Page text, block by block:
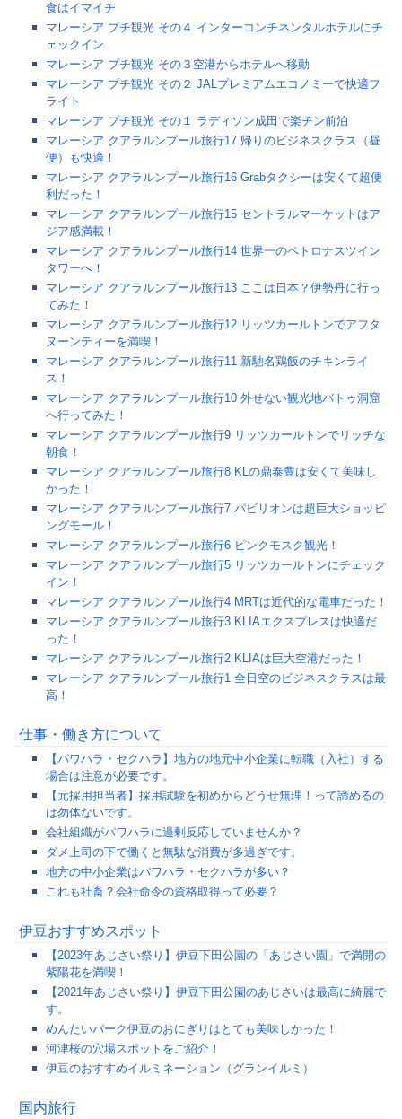
食はイマイチ
マレーシア プチ観光 その４ インターコンチネンタルホテルにチ
ェックイン
マレーシア プチ観光 その３空港からホテルへ移動
マレーシア プチ観光 その２ JALプレミアムエコノミーで快適フ
ライト
マレーシア プチ観光 その１ ラディソン成田で楽チン前泊
マレーシア クアラルンプール旅行17 帰りのビジネスクラス（昼
便）も快適！
マレーシア クアラルンプール旅行16 Grabタクシーは安くて超便
利だった！
マレーシア クアラルンプール旅行15 セントラルマーケットはア
ジア感満載！
マレーシア クアラルンプール旅行14 世界一のペトロナスツイン
タワーへ！
マレーシア クアラルンプール旅行13 ここは日本？伊勢丹に行っ
てみた！
マレーシア クアラルンプール旅行12 リッツカールトンでアフタ
ヌーンティーを満喫！
マレーシア クアラルンプール旅行11 新馳名鶏飯のチキンライ
ス！
マレーシア クアラルンプール旅行10 外せない観光地バトゥ洞窟
へ行ってみた！
マレーシア クアラルンプール旅行9 リッツカールトンでリッチな
朝食！
マレーシア クアラルンプール旅行8 KLの鼎泰豊は安くて美味し
かった！
マレーシア クアラルンプール旅行7 パビリオンは超巨大ショッピ
ングモール！
マレーシア クアラルンプール旅行6 ピンクモスク観光！
マレーシア クアラルンプール旅行5 リッツカールトンにチェック
イン！
マレーシア クアラルンプール旅行4 MRTは近代的な電車だった！
マレーシア クアラルンプール旅行3 KLIAエクスプレスは快適だ
った！
マレーシア クアラルンプール旅行2 KLIAは巨大空港だった！
マレーシア クアラルンプール旅行1 全日空のビジネスクラスは最
高！
仕事・働き方について
【パワハラ・セクハラ】地方の地元中小企業に転職（入社）する
場合は注意が必要です。
【元採用担当者】採用試験を初めからどうせ無理！って諦めるの
は勿体ないです。
会社組織がパワハラに過剰反応していませんか？
ダメ上司の下で働くと無駄な消費が多過ぎです。
地方の中小企業はパワハラ・セクハラが多い？
これも社畜？会社命令の資格取得って必要？
伊豆おすすめスポット
【2023年あじさい祭り】伊豆下田公園の「あじさい園」で満開の
紫陽花を満喫！
【2021年あじさい祭り】伊豆下田公園のあじさいは最高に綺麗で
す。
めんたいパーク伊豆のおにぎりはとても美味しかった！
河津桜の穴場スポットをご紹介！
伊豆のおすすめイルミネーション（グランイルミ）
国内旅行